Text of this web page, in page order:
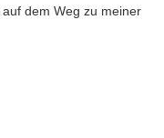
dem Weg zu meiner